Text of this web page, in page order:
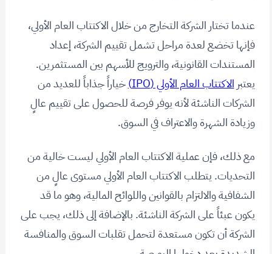
عندما تختار الشركة التخارج من خلال الاكتتاب العام الأولي،
فإنها تخضع لعدة مراحل تشمل تقييم الشركة، إعداد
المستندات القانونية، والترويج للأسهم بين المستثمرين.
يعتبر الاكتتاب العام الأولي (IPO)
خياراً جذاباً للعديد من
الشركات الناشئة لأنه يوفر فرصة للحصول على تقييم عالٍ
وزيادة الشهرة والاعتراف في السوق.
مع ذلك، فإن عملية الاكتتاب العام الأولي ليست خالية من
التحديات. يتطلب الاكتتاب العام الأولي مستوى عالٍ من
الشفافية والالتزام بالقوانين واللوائح المالية، وهو ما قد
يكون عبئاً على الشركة الناشئة. بالإضافة إلى ذلك، يجب على
الشركة أن تكون مستعدة لتحمل تقلبات السوق والمنافسة